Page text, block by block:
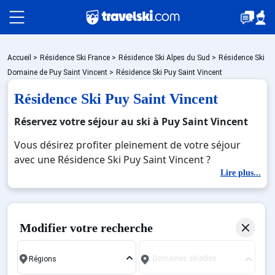
Packages
🚆Train de nuit
Stations
Hébergements
Bons plans
Accueil > Résidence Ski France > Résidence Ski Alpes du Sud > Résidence Ski
Domaine de Puy Saint Vincent > Résidence Ski Puy Saint Vincent
Résidence Ski Puy Saint Vincent
Réservez votre séjour au ski à Puy Saint Vincent
Vous désirez profiter pleinement de votre séjour
avec une Résidence Ski Puy Saint Vincent ?
Découvrez nos offres de Résidence Ski Puy Saint
Vincent pour skier sans limite à noel, jour de l'an,
février. Fermez les yeux et imaginez… Profitez de
réputée et moderne où vous pourrez mêler les
activités en totale immersion avec la beauté des
Lire plus...
Modifier votre recherche
Domaines skiables